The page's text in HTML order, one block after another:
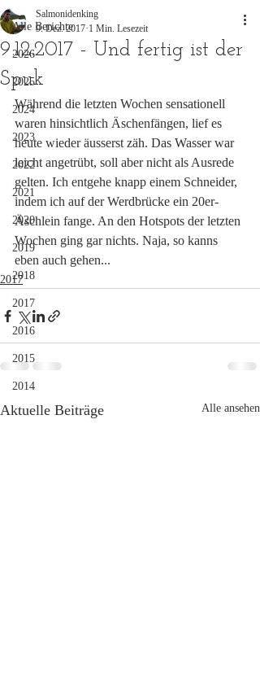
Alle Berichte
2026
2025
2024
2023
2022
2021
2020
2019
2018
2017
2016
2015
2014
9.12.2017 - Und fertig ist der
Spuk
Salmonidenking
9. Dez. 2017 1 Min. Lesezeit
Während die letzten Wochen sensationell
waren hinsichtlich Äschenfängen, lief es
heute wieder äusserst zäh. Das Wasser war
leicht angetrübt, soll aber nicht als Ausrede
gelten. Ich entgehe knapp einem Schneider,
indem ich auf der Werdbrücke ein 20er-
Äschlein fange. An den Hotspots der letzten
Wochen ging gar nichts. Naja, so kanns
eben auch gehen...
2017
Aktuelle Beiträge Alle ansehen